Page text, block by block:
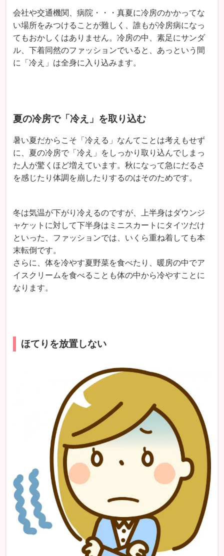
会社や交通機関、病院・・・真夏に冷房のかかってな
い場所をみつけることが難しく、誰もが冷房病になっ
てもおかしくはありません。冷房の中、素足にサンダ
ル、下着同然のファッションでいると、あっという間
に「冷え」は全身に入り込みます。
夏の冷房で「冷え」を取り込む
暑い夏だからこそ「冷える」なんてことは考えもせず
に、夏の冷房で「冷え」をしっかり取り込んでしまっ
た人が驚くほど増えています。秋になって急にだるさ
を感じたり体調を崩したりするのはそのためです。
冬は気温が下がり冷えるのですが、上半身はダウンジ
ャケットに対して下半身はミニスカートにタイツだけ
といった、ファッションでは、いくら重ね着しても本
末転倒です。
さらに、体を冷やす夏野菜を食べたり、暖房の中でア
イスクリームを食べることも体の中から冷やすことに
なります。
ほてりを放置しない